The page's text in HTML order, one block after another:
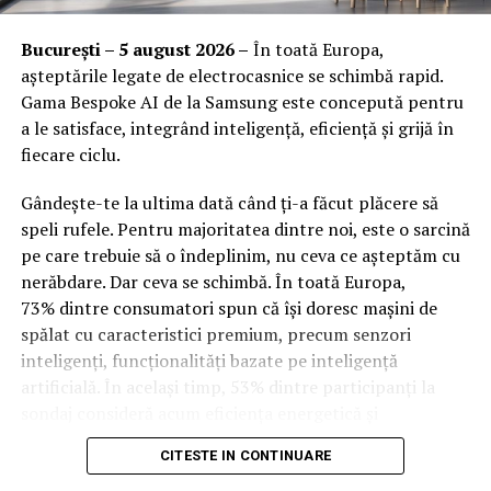
Orange Shop Park Lake (12:00 – 20:00)
Incepand cu luni, 3.08, batarile pot fi comandate si prin
aplicatia WOLT.
Vineri, 7 august: 10:00 – 13:00
Ridicarea bratarilor inainte de festival se poate face
exclusiv de catre detinatorii de abonamente sau invitatii
de tip full pass.
Accesul in festival
București – 5 august 2026 – În toată Europa,
așteptările legate de electrocasnice se schimbă rapid.
Gama Bespoke AI de la Samsung este concepută pentru
a le satisface, integrând inteligență, eficiență și grijă în
fiecare ciclu.
Gândește-te la ultima dată când ți-a făcut plăcere să
speli rufele. Pentru majoritatea dintre noi, este o sarcină
pe care trebuie să o îndeplinim, nu ceva ce așteptăm cu
nerăbdare. Dar ceva se schimbă. În toată Europa,
73% dintre consumatori spun că își doresc mașini de
spălat cu caracteristici premium, precum senzori
inteligenți, funcționalități bazate pe inteligență
artificială. În același timp, 53% dintre participanți la
optimizarea bazată pe inteligență artificială drept
factori-cheie în alegerea electrocasnicelor. Cererea
CITESTE IN CONTINUARE